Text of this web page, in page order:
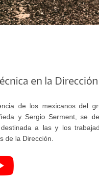
en la
de los mexicanos del
y Sergio Serment, se
destinada a las y los
de la Dirección.